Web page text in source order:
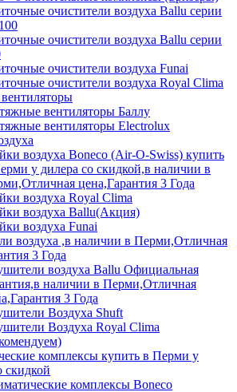
очистители воздуха Ballu серии
очистители воздуха Ballu серии
очистители воздуха Funai
очистители воздуха Royal Clima
вентиляторы Баллу
вентиляторы Electrolux
воздуха Boneco (Air-O-Swiss) купить
у дилера со скидкой,в наличии в
цена,Гарантия 3 Года
воздуха Royal Clima
воздуха Ballu(Акция)
воздуха Funai
воздуха ,в наличии в Перми,Отличная
3 Года
воздуха Ballu Официальная
наличии в Перми,Отличная
3 Года
Воздуха Shuft
Воздуха Royal Clima
комплексы купить в Перми у
скидкой
комплексы Boneсo